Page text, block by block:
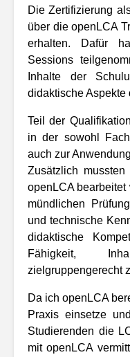
Die Zertifizierung
über die openLCA
erhalten. Dafür
Sessions
Inhalte der
didaktische Aspekte
Teil der
in der sowohl
auch zur
Zusätzlich
openLCA
mündlichen
und technische
didaktische
Fähigkeit,
zielgruppengerecht
Da ich openLCA
Praxis einsetze
Studierenden die
mit openLCA